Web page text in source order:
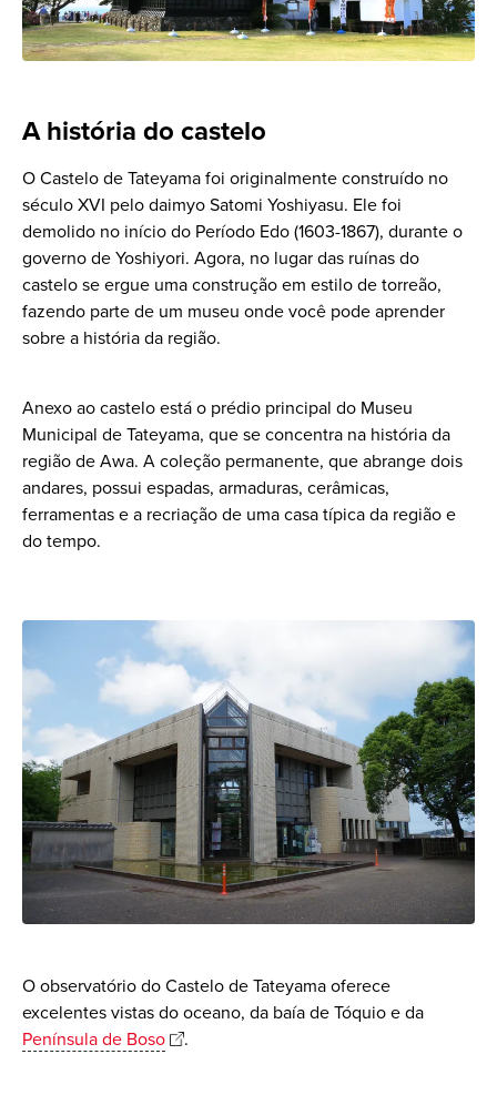
A história do castelo
O Castelo de Tateyama foi originalmente construído no
século XVI pelo daimyo Satomi Yoshiyasu. Ele foi
demolido no início do Período Edo (1603-1867), durante o
governo de Yoshiyori. Agora, no lugar das ruínas do
castelo se ergue uma construção em estilo de torreão,
fazendo parte de um museu onde você pode aprender
sobre a história da região.
Anexo ao castelo está o prédio principal do Museu
Municipal de Tateyama, que se concentra na história da
região de Awa. A coleção permanente, que abrange dois
andares, possui espadas, armaduras, cerâmicas,
ferramentas e a recriação de uma casa típica da região e
do tempo.
O observatório do Castelo de Tateyama oferece
excelentes vistas do oceano, da baía de Tóquio e da
Península de Boso
.